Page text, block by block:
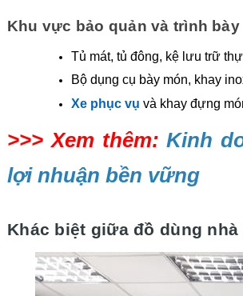
Khu vực bảo quản và trình bày
Tủ mát, tủ đông, kệ lưu trữ
Bộ dụng cụ bày món, khay
Xe phục vụ và khay đựng
>>> Xem thêm:Kinh
lợi nhuận bền vững
Khác biệt giữa đồ dùng